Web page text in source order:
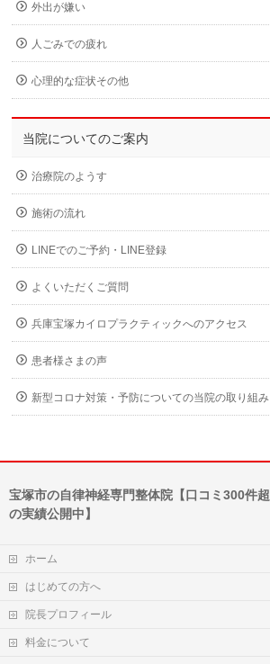
外出が嫌い
人ごみでの疲れ
心理的な症状その他
当院についてのご案内
治療院のようす
施術の流れ
LINEでのご予約・LINE登録
よくいただくご質問
兵庫宝塚カイロプラクティックへのアクセス
患者様さまの声
新型コロナ対策・予防についての当院の取り組み
宝塚市の自律神経専門整体院【口コミ300件超
の実績公開中】
ホーム
はじめての方へ
院長プロフィール
料金について